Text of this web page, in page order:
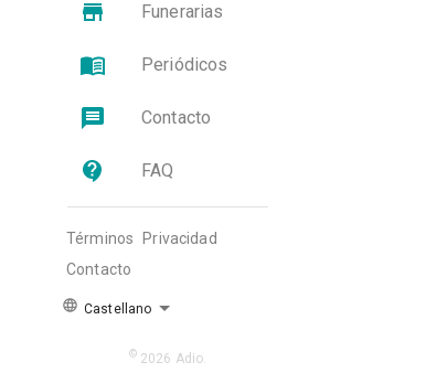
Funerarias
Periódicos
Contacto
FAQ
Términos
Privacidad
Contacto
Castellano
© 2026 Adio.